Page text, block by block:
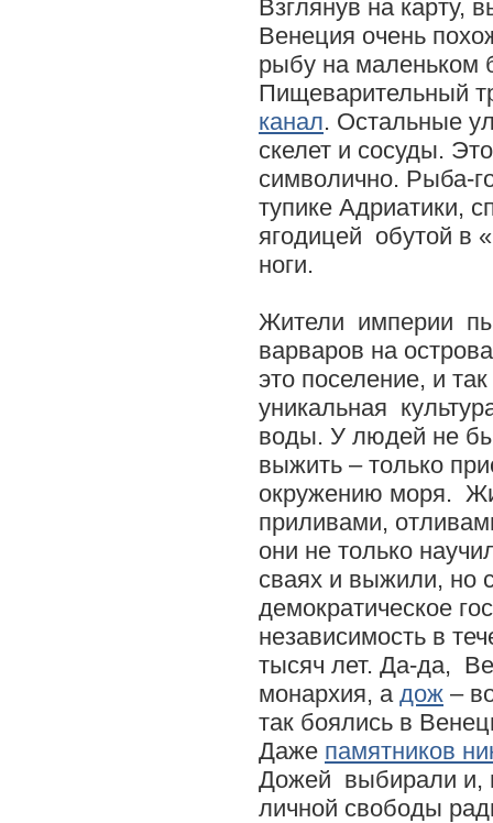
Взглянув на карту,
Венеция очень
рыбу на маленьком
Пищеварительный
канал. Остальные
скелет и сосуды.
символично. Рыба-
тупике Адриатики,
ягодицей обутой в
ноги.
Жители империи
варваров на
это поселение, и
уникальная
воды. У людей не
выжить – только
окружению моря.
приливами,
они не только
сваях и выжили, но
демократическое
независимость в
тысяч лет. Да-да,
монархия, а дож –
так боялись в
Даже памятников
Дожей выбирали и,
личной свободы